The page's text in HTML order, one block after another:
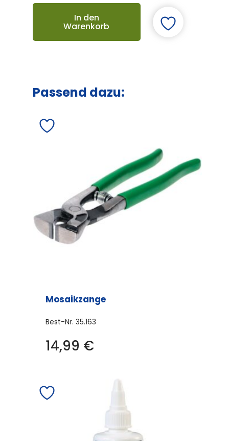
In den
Warenkorb
Passend dazu:
Mosaikzange
Best-Nr. 35.163
14,99 €